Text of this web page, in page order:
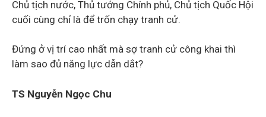
Chủ tịch nước, Thủ tướng Chính phủ, Chủ tịch Quốc Hội
cuối cùng chỉ là để trốn chạy tranh cử.
Đứng ở vị trí cao nhất mà sợ tranh cử công khai thì
làm sao đủ năng lực dẫn dắt?
TS Nguyễn Ngọc Chu